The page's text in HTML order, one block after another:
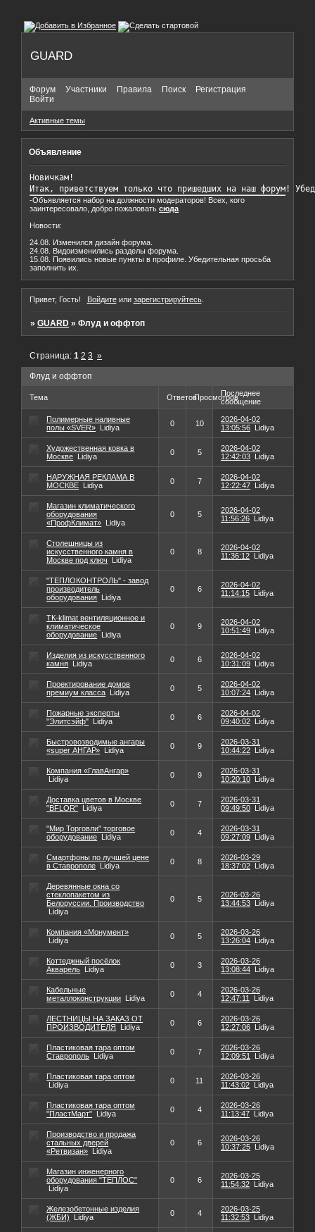
GUARD
Форум Участники Правила Поиск
Регистрация
Войти
Активные темы
Объявление
Новичкам!
Итак, приветствуем только что пришедших на наш форум!
-Объявляется набор на должности модераторов! Всех, кого
заинтересовало, добро пожаловать сюда
Новости:
24.08. Изменился дизайн форума.
24.08. Видоизменились разделы форума.
15.08. Появились новые пункты в профиле. Убедительная просьба
заполнить их.
Привет, Гость! Войдитеили зарегистрируйтесь.
»GUARD »Флуд и оффтоп
Флуд и оффтоп
Страница:1 2 3 »
Тема ОтветовПросмотровПоследнее
сообщение
Полимерные наливные
полы «SVER» Lidiya 0 10
2026-04-02
13:05:56 Lidiya
Художественная ковка в
Москве Lidiya 0 5
2026-04-02
12:42:03 Lidiya
НАРУЖНАЯ РЕКЛАМА В
МОСКВЕ Lidiya 0 7
2026-04-02
12:22:47 Lidiya
Магазин климатического
оборудования
«ПрофКлимат» Lidiya
0 5
2026-04-02
11:56:26 Lidiya
Столешницы из
искусственного камня в
Москве под ключ
Lidiya
0 8
2026-04-02
11:36:12 Lidiya
"ТЕПЛОКОНТРОЛЬ" - завод
производитель
оборудования Lidiya
0 6
2026-04-02
11:14:15 Lidiya
ТК-klimat вентиляционное и
климатическое
оборудование Lidiya
0 9
2026-04-02
10:51:49 Lidiya
Изделия из искусственного
камня Lidiya 0 6
2026-04-02
10:31:09 Lidiya
Проектирование домов
премиум класса Lidiya 0 5
2026-04-02
10:07:24 Lidiya
Пожарные эксперты
"Элитсэйф" Lidiya 0 6
2026-04-02
09:40:02 Lidiya
Быстровозводимые ангары
«super АНГАР» Lidiya 0 9
2026-03-31
10:44:22 Lidiya
Компания «ГлавАнгар»
Lidiya
0 9
2026-03-31
10:20:10 Lidiya
Доставка цветов в Москве
"BFLOR" Lidiya 0 7
2026-03-31
09:49:50 Lidiya
"Мир Торговли" торговое
оборудование Lidiya 0 4
2026-03-31
09:27:09 Lidiya
Смартфоны по лучшей цене
в Ставрополе Lidiya 0 8
2026-03-29
18:37:02 Lidiya
Деревянные окна со
стеклопакетом из
Белоруссии. Производство
Lidiya
0 5
2026-03-26
13:44:53 Lidiya
Компания «Монумент»
Lidiya
0 5
2026-03-26
13:26:04 Lidiya
Коттеджный посёлок
Акварель Lidiya 0 3
2026-03-26
13:08:44 Lidiya
Кабельные
металлоконструкции Lidiya 0 4
2026-03-26
12:47:11
Lidiya
ЛЕСТНИЦЫ НА ЗАКАЗ ОТ
ПРОИЗВОДИТЕЛЯ
Lidiya 0 6
2026-03-26
12:27:06 Lidiya
Пластиковая тара оптом
Ставрополь Lidiya 0 7
2026-03-26
12:09:51
Lidiya
Пластиковая тара оптом
Lidiya
0 11
2026-03-26
11:43:02 Lidiya
Пластиковая тара оптом
"ПластМарт" Lidiya 0 4
2026-03-26
11:13:47 Lidiya
Производство и продажа
стальных дверей
«Ретвизан» Lidiya
0 6
2026-03-26
10:37:25 Lidiya
Магазин инженерного
оборудования "ТЕПЛОС"
Lidiya
0 6
2026-03-25
11:54:32 Lidiya
Железобетонные изделия
(ЖБИ)
Lidiya 0 4
2026-03-25
11:32:53 Lidiya